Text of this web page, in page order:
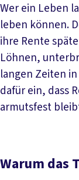
Wer ein Leben
leben können.
ihre Rente
Löhnen,
langen Zeiten
dafür ein, dass
armutsfest
Warum das